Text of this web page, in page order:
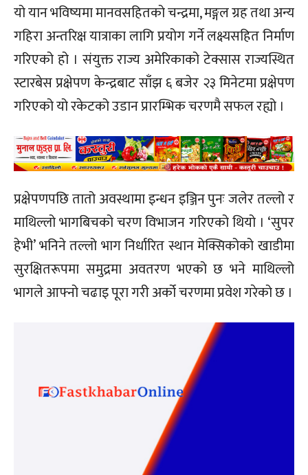
यो यान भविष्यमा मानवसहितको चन्द्रमा, मङ्गल ग्रह तथा अन्य
गहिरा अन्तरिक्ष यात्राका लागि प्रयोग गर्ने लक्ष्यसहित निर्माण
गरिएको हो । संयुक्त राज्य अमेरिकाको टेक्सास राज्यस्थित
स्टारबेस प्रक्षेपण केन्द्रबाट साँझ ६ बजेर २३ मिनेटमा प्रक्षेपण
गरिएको यो रकेटको उडान प्रारम्भिक चरणमै सफल रह्यो ।
प्रक्षेपणपछि तातो अवस्थामा इन्धन इञ्जिन पुनः जलेर तल्लो र
माथिल्लो भागबिचको चरण विभाजन गरिएको थियो । ‘सुपर
हेभी’ भनिने तल्लो भाग निर्धारित स्थान मेक्सिकोको खाडीमा
सुरक्षितरूपमा समुद्रमा अवतरण भएको छ भने माथिल्लो
भागले आफ्नो चढाइ पूरा गरी अर्को चरणमा प्रवेश गरेको छ ।